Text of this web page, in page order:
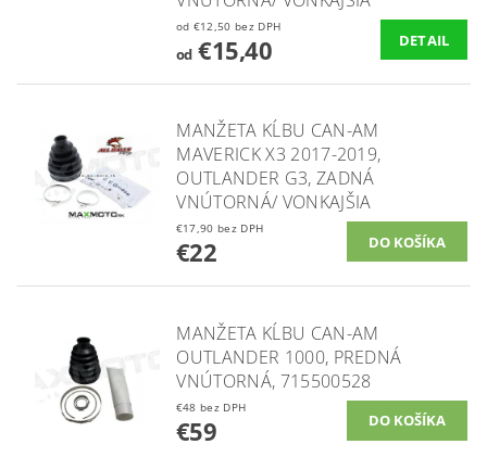
od €12,50 bez DPH
od€15,40 DETAIL
MANŽETA KĹBU CAN-AM
MAVERICK X3 2017-2019,
OUTLANDER G3, ZADNÁ
VNÚTORNÁ/ VONKAJŠIA
€17,90 bez DPH
€22
MANŽETA KĹBU CAN-AM
OUTLANDER 1000, PREDNÁ
VNÚTORNÁ, 715500528
€48 bez DPH
€59